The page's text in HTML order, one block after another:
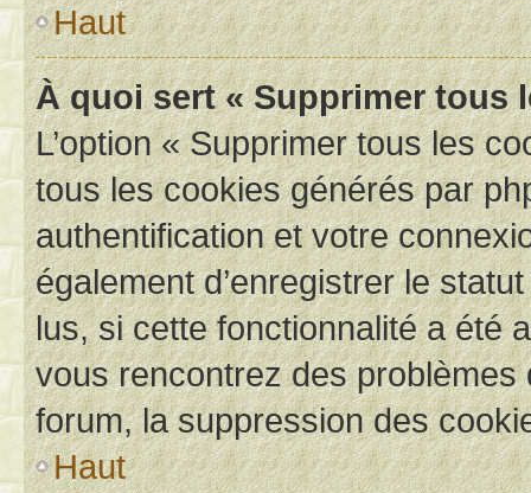
Haut
À quoi sert « Supprimer tous
L’option « Supprimer tous les
tous les cookies générés par
authentification et votre
également d’enregistrer le
lus, si cette fonctionnalité a été
vous rencontrez des
forum, la suppression des
Haut